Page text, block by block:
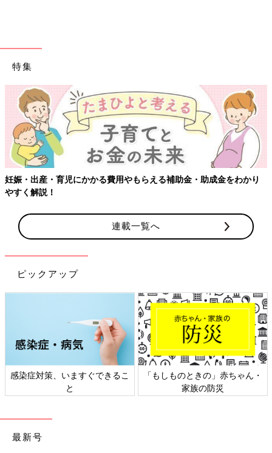
特集
かる費用やもらえる補助金・助成金をわかり
【ワクチン接種でき
連載一覧へ
ピックアップ
すぐできるこ
「もしものときの」赤ちゃん・
日本外来小児科
最新号